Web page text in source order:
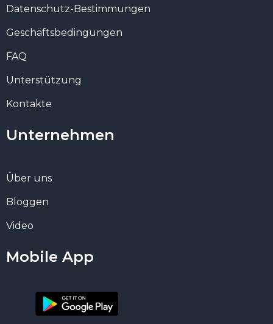
Datenschutz-Bestimmungen
Geschäftsbedingungen
FAQ
Unterstützung
Kontakte
Unternehmen
Über uns
Bloggen
Video
Mobile App